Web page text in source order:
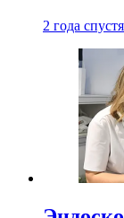
2 года спустя